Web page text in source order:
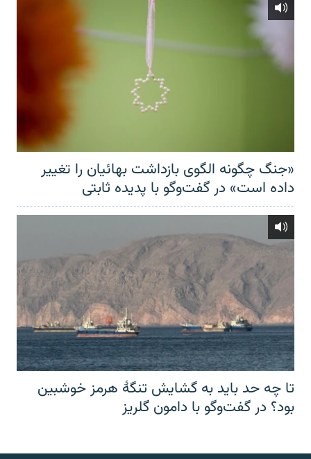
«جنگ چگونه الگوی بازداشت بهائیان را تغییر
داده است» در گفت‌وگو با پدیده ثابتی
تا چه حد باید به گشایش تنگهٔ هرمز خوشبین
بود؟ در گفت‌وگو با دامون گلریز